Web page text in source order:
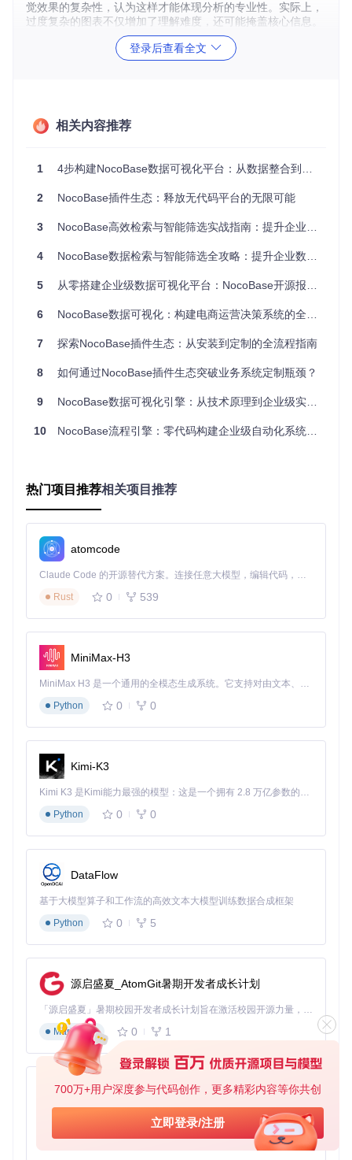
700万+用户深度参与代码创作，更多精彩内容等你共创
立即登录/注册
觉效果的复杂性，认为这样才能体现分析的专业性。实际上，
过度复杂的图表不仅增加了理解难度，还可能掩盖核心信息。
真正有价值的数据可视化应该像清晰的仪表盘，让决策者能够
在最短时间内把握关键指标变化。
员掌握工具使用却不理解业务本质，这种脱节使得数据可视化
维护。在快速变化的市场环境中，业务指标、数据来源和分析
应该是一个持续迭代的过程，需要根据业务变化不断优化调
📌核心价值总结：数据可视化的本质是提升决策效率，而非展
示技术能力。有效的可视化应当简单直观、业务驱动且持续优
化，最终实现数据到决策的快速转化。
二、场景落地：企业级数据可视化实战案例
过两个企业级场景案例，展示NocoBase在不同业务需求下的
的经验。
店销售数据，及时发现异常情况并调整营销策略。传统方式依
赖每日Excel报表汇总，数据滞后至少24小时，无法满足快速
决策需求。
实施过程 ：
阶段1：初步尝试（失败经验）
仪表盘
问题：数据加载缓慢（超过30秒），指标过多导致重点不突
出，区域经理反映无法快速定位问题
耗时 ：15天 ⭐⭐⭐难度：3/5
阶段2：优化实现
改进措施 ：
计算
采用分层仪表盘设计：总部总览→区域汇总→门店详情
的三级结构
设置关键指标预警阈值，异常数据自动标红并触发提醒
图1：NocoBase数据块配置界面，支持灵活选择展示字段和操
作列，为图表展示奠定数据基础
"name": "sales_dashboard"
"type": "dashboard" ,
"layout" : "grid" ,
"widgets"
[
"chartType" : "line",
"dataSource"
"collection": "sales",
"filters"
{ "field" : "date"
],
"groupBy": "region",
"metrics"
{ "field": "amount", "aggregator": "sum",
],
"ttl": 300 } // 5分钟缓存
登录后查看全文
相关内容推荐
1 4步构建NocoBase数据可视化平台：从数据整合到业务决策的全流程指南
2 NocoBase插件生态：释放无代码平台的无限可能
3 NocoBase高效检索与智能筛选实战指南：提升企业数据管理效率
4 NocoBase数据检索与智能筛选全攻略：提升企业数据管理效率指南
5 从零搭建企业级数据可视化平台：NocoBase开源报表工具全攻略
6 NocoBase数据可视化：构建电商运营决策系统的全流程指南
7 探索NocoBase插件生态：从安装到定制的全流程指南
8 如何通过NocoBase插件生态突破业务系统定制瓶颈？
9 NocoBase数据可视化引擎：从技术原理到企业级实践指南
10 NocoBase流程引擎：零代码构建企业级自动化系统的实战指南
热门项目推荐相关项目推荐
atomcode
Claude Code 的开源替代方案。连接任意大模型，编辑代码，运行命令，自动验证 — 全自动执行。用 Rust 构建，极致性能。 ｜ An open-source alternative to Claude Code. Connect any LLM, edit code, run commands, and verify changes — autonomously. Built in Rust for speed. Get Started
Rust
0 539
MiniMax-H3
MiniMax H3 是一个通用的全模态生成系统。它支持对由文本、图像、视频和音频组成的多模态上下文进行统一理解，并能生成分辨率高达 2K、时长可达 15 秒的带原生立体声音频的视频。得益于面向任务泛化的系统设计，H3 在预训练阶段就已具备广泛的多模态上下文理解与生成能力，能够出色地执行复杂的多模态指令。
Python
0 0
Kimi-K3
Kimi K3 是Kimi能力最强的模型：这是一个拥有 2.8 万亿参数的混合专家（MoE）模型，具备原生视觉理解能力，并支持 100 万 token 的上下文窗口。
Python
0 0
DataFlow
基于大模型算子和工作流的高效文本大模型训练数据合成框架
Python
0 5
源启盛夏_AtomGit暑期开发者成长计划
「源启盛夏」暑期校园开发者成长计划旨在激活校园开源力量，通过积分激励、认证扶持、资源倾斜等形式，引导高校组织和开发者完成「入驻 — 建项目 — 做贡献 — 获认证 — 得资源」的完整闭环。无论你是想带领社团入驻平台的组织者，还是希望用代码贡献证明自己的开发者，都能在这里找到属于你的成长路径。
Markdown
0 1
py-xiaozhi
基于Python的Xiaozhi AI，适用于想要完整Xiaozhi体验而无需拥有专用硬件的用户。
Python
0 1